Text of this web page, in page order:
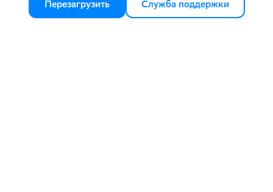
Перезагрузить Служба поддержки